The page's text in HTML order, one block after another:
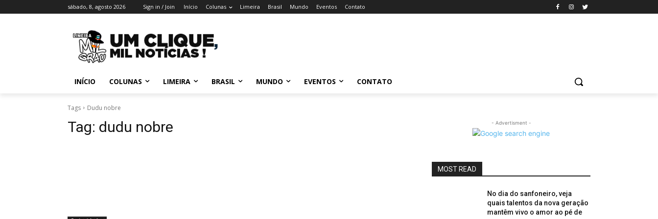
sábado, 8, agosto 2026 Sign in / Join Início Colunas Limeira Brasil Mundo Eventos Contato
INÍCIO COLUNAS LIMEIRA BRASIL MUNDO EVENTOS CONTATO
Tags Dudu nobre
Tag: dudu nobre - Advertisment -
MOST READ
No dia do sanfoneiro, veja
quais talentos da nova geração
mantêm vivo o amor ao pé de